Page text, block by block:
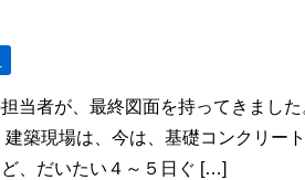
当者が、最終図面を持ってきまし
築現場は、今は、基礎コンクリー
、だいたい４～５日ぐ […]